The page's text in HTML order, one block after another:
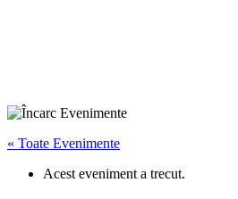
« Toate Evenimente
Acest eveniment a trecut.